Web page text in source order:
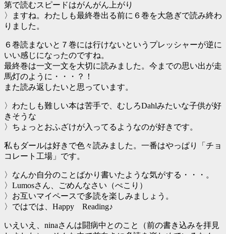
第で読むスピードはがんがん上がり
〉ますね。わたしも最終巻出る前に６巻を大急ぎで読み終わ
りました。
６巻読まないと７巻には行けないというプレッシャーが逆に
いい感じになったのですね。
最終巻は一文一文を大切に読みました。今までの思い出が走
馬灯のように・・・？！
また読み返したいと思っています。
〉わたしも難しい本は苦手で、むしろDahlみたいな子供が好
きそうな
〉ちょっとおふざけが入ってるようなのが好きです。
私もダールは好きで色々読みました。一番はやっぱり「チョ
コレート工場」です。
〉なんか自分のことばかり書いたような気がする・・・。
〉Lumosさん、ごめんなさい（ぺこり）
〉お互いマイペースで多読を楽しみましょう。
〉ではでは、Happy Reading♪
いえいえ、ninaさんは闘病中とのこと（前の書き込みを拝見